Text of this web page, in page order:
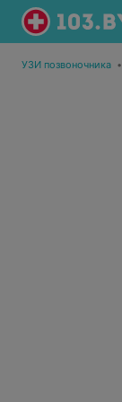
УЗИ позвоночника •